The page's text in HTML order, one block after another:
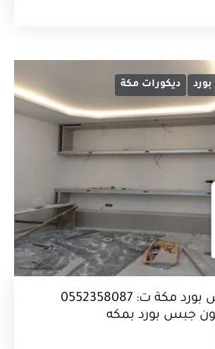
ديكورات مكة
ديكورات جبس بورد مكة ت: 0552358087
جبس بورد بمكه